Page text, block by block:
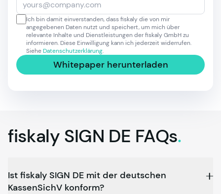
Ich bin damit einverstanden, dass fiskaly die von mir
angegebenen Daten nutzt und speichert, um mich über
relevante Inhalte und Dienstleistungen der fiskaly GmbH zu
informieren. Diese Einwilligung kann ich jederzeit widerrufen.
SieheDatenschutzerklärung.
Whitepaper herunterladen
fiskaly SIGN DE FAQs.
Ist fiskaly SIGN DE mit der deutschen
KassenSichV konform?